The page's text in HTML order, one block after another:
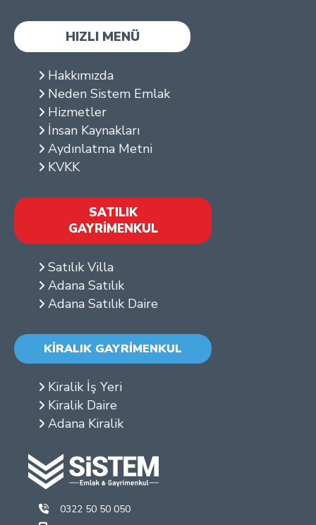
HIZLI MENÜ
Hakkımızda
Neden Sistem Emlak
Hizmetler
İnsan Kaynakları
Aydınlatma Metni
KVKK
SATILIK
GAYRİMENKUL
Satılık Villa
Adana Satılık
Adana Satılık Daire
KİRALIK GAYRİMENKUL
Kiralik İş Yeri
Kiralik Daire
Adana Kiralik
0322 50 50 050